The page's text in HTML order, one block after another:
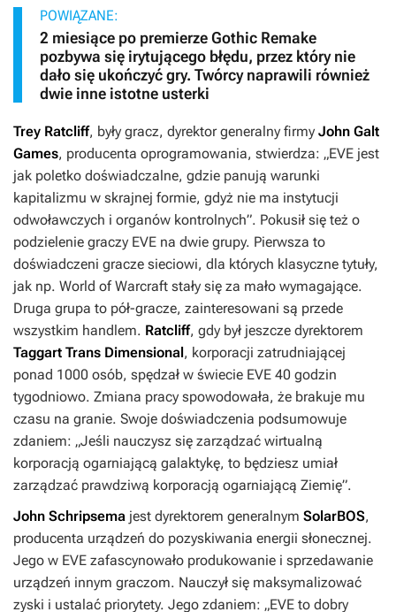
POWIĄZANE:
2 miesiące po premierze Gothic Remake
pozbywa się irytującego błędu, przez który nie
dało się ukończyć gry. Twórcy naprawili również
dwie inne istotne usterki
Trey Ratcliff, były gracz, dyrektor generalny firmy John Galt
Games, producenta oprogramowania, stwierdza: „EVE jest
jak poletko doświadczalne, gdzie panują warunki
kapitalizmu w skrajnej formie, gdyż nie ma instytucji
odwoławczych i organów kontrolnych”. Pokusił się też o
podzielenie graczy EVE na dwie grupy. Pierwsza to
doświadczeni gracze sieciowi, dla których klasyczne tytuły,
jak np. World of Warcraft stały się za mało wymagające.
Druga grupa to pół-gracze, zainteresowani są przede
wszystkim handlem. Ratcliff, gdy był jeszcze dyrektorem
Taggart Trans Dimensional , korporacji zatrudniającej
ponad 1000 osób, spędzał w świecie EVE 40 godzin
tygodniowo. Zmiana pracy spowodowała, że brakuje mu
czasu na granie. Swoje doświadczenia podsumowuje
zdaniem: „Jeśli nauczysz się zarządzać wirtualną
korporacją ogarniającą galaktykę, to będziesz umiał
zarządzać prawdziwą korporacją ogarniającą Ziemię”.
John Schripsema jest dyrektorem generalnym SolarBOS,
producenta urządzeń do pozyskiwania energii słonecznej.
Jego w EVE zafascynowało produkowanie i sprzedawanie
urządzeń innym graczom. Nauczył się maksymalizować
zyski i ustalać priorytety. Jego zdaniem: „EVE to dobry